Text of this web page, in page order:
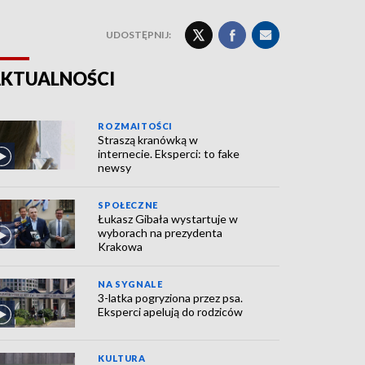
UDOSTĘPNIJ:
ROZMAITOŚCI
Straszą kranówką w
internecie. Eksperci: to fake
newsy
SPOŁECZNE
Łukasz Gibała wystartuje w
wyborach na prezydenta
Krakowa
NA SYGNALE
3-latka pogryziona przez psa.
Eksperci apelują do rodziców
KULTURA